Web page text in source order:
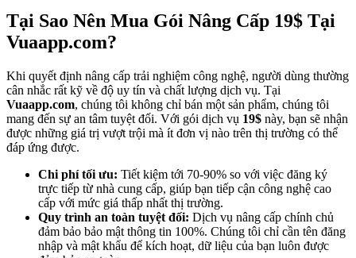
Tại Sao Nên Mua Gói Nâng Cấp 19$ Tại
Vuaapp.com?
Khi quyết định nâng cấp trải nghiệm công nghệ, người dùng thường
cân nhắc rất kỹ về độ uy tín và chất lượng dịch vụ. Tại
Vuaapp.com, chúng tôi không chỉ bán một sản phẩm, chúng tôi
mang đến sự an tâm tuyệt đối. Với gói dịch vụ 19$ này, bạn sẽ nhận
được những giá trị vượt trội mà ít đơn vị nào trên thị trường có thể
đáp ứng được.
Chi phí tối ưu: Tiết kiệm tới 70-90% so với việc đăng ký
trực tiếp từ nhà cung cấp, giúp bạn tiếp cận công nghệ cao
cấp với mức giá thấp nhất thị trường.
Quy trình an toàn tuyệt đối: Dịch vụ nâng cấp chính chủ
đảm bảo bảo mật thông tin 100%. Chúng tôi chỉ cần tên đăng
nhập và mật khẩu để kích hoạt, dữ liệu của bạn luôn được